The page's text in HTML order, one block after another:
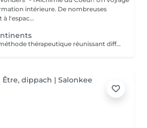
intérieure. De nombreuses
à l'espac...
Ce massage est une méthode thérapeutique réunissant différents types de massages : Lomi Lomi / Californien / Suédois / Tui Na / Ayurvédique et associant l'énergie du REIKI.